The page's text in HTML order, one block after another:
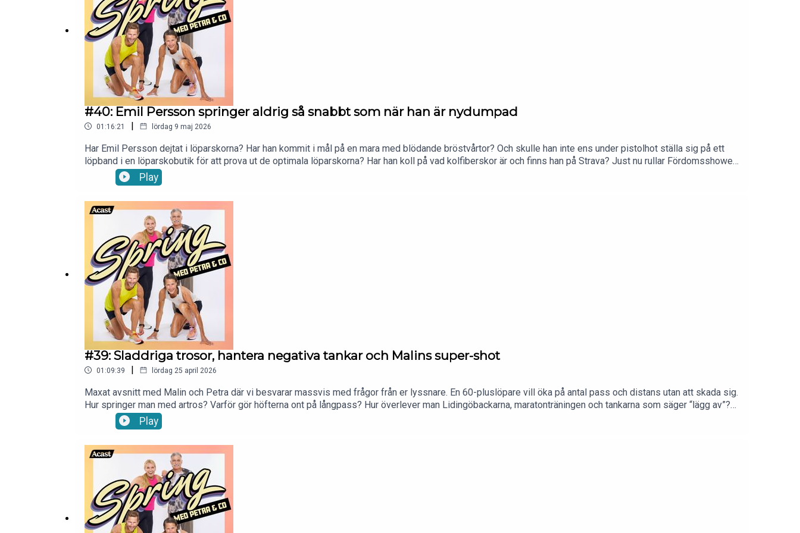
Petra:Instagram: https://www.instagram.com/maratonpetraVill du nå en aktiv och köpstark målgrupp?Bli samarbetspartner till Spring med Petra & CO! Mejla
petra.manstrom@gmail.com så snackar vi vidare!
#40: Emil Persson springer aldrig så snabbt som när han är nydumpad
01:16:21 | lördag 9 maj 2026
Har Emil Persson dejtat i löparskorna? Har han kommit i mål på en mara med blödande bröstvårtor? Och skulle han inte ens under pistolhot ställa sig på ett
löpband i en löparskobutik för att prova ut de optimala löparskorna? Har han koll på vad kolfiberskor är och finns han på Strava? Just nu rullar Fördomsshowen
på tv, där Emil pepprar våra partiledare med sina fördomar om dem. I det här avsnittet får han tillbakakaka, då han får besvara mina värsta fördomar om honom.
Som löpare. Tack för att du lyssnar!Följ Spring med Petra & CO i sociala
Petra:Instagram: https://www.instagram.com/maratonpetraVill du nå en aktiv och köpstark målgrupp?Bli samarbetspartner till Spring med Petra & CO! Mejla
petra.manstrom@gmail.com så snackar vi vidare!
Play
#39: Sladdriga trosor, hantera negativa tankar och Malins super-shot
01:09:39 | lördag 25 april 2026
Maxat avsnitt med Malin och Petra där vi besvarar massvis med frågor från er lyssnare. En 60-pluslöpare vill öka på antal pass och distans utan att skada sig.
Hur springer man med artros? Varför gör höfterna ont på långpass? Hur överlever man Lidingöbackarna, maratonträningen och tankarna som säger “lägg av”?
Dessutom: tåsockor, broccolishots, vaselin på oväntade ställen och oväntade detaljen som kan förstöra ett helt lopp. Tack för att du lyssnar!Följ Spring med
Petra & CO i sociala medier:Instagram: https://www.instagram.com/springmedpetraFacebook: https://www.facebook.com/springmedpetraFölj
petra.manstrom@gmail.com så snackar vi vidare!
Play